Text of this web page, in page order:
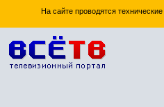
На сайте проводятся